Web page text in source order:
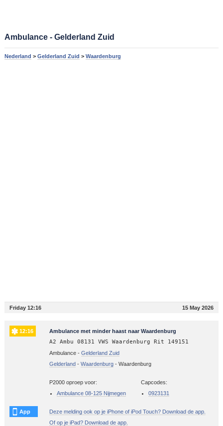
Ambulance - Gelderland Zuid
Nederland > Gelderland Zuid > Waardenburg
Friday 12:16 15 May 2026
12:16 Ambulance met minder haast naar Waardenburg
A2 Ambu 08131 VWS Waardenburg Rit 149151
Ambulance - Gelderland Zuid
Gelderland- Waardenburg- Waardenburg
P2000 oproep voor:
Ambulance 08-125 Nijmegen
Capcodes:
0923131
App
Deze melding ook op je iPhone of iPod Touch? Download de app.
Of op je iPad? Download de app.